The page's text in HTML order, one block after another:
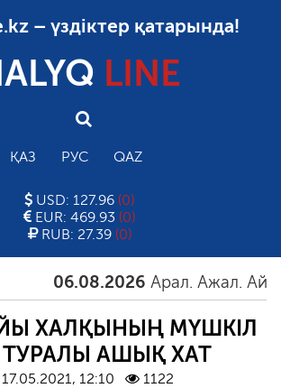
– үздіктер қатарында!
LINE
ҚАЗ РУС QAZ
USD: 127.96 (0)
EUR: 469.93 (0)
RUB: 27.39 (0)
06.08.2026 Арал. Ажал. Айғақ
ХАЛҚЫНЫҢ МҮШКІЛ
ТУРАЛЫ АШЫҚ ХАТ
17.05.2021, 12:10 1122